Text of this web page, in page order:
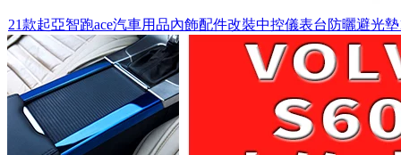
21款起亞智跑ace汽車用品內飾配件改裝中控儀表台防曬避光墊